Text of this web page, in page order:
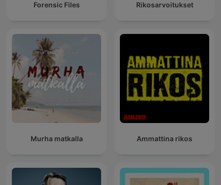
Forensic Files Rikosarvoitukset
Murha matkalla Ammattina rikos